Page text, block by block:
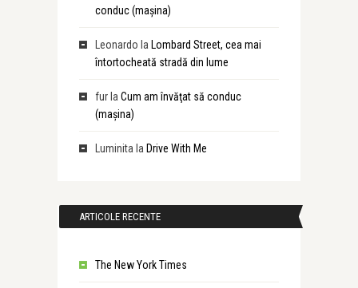
conduc (maşina)
Leonardo la Lombard Street, cea mai
întortocheată stradă din lume
furla Cum am învăţat să conduc
(maşina)
Luminita la Drive With Me
ARTICOLE RECENTE
The New York Times